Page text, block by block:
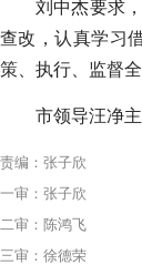
刘中杰要求
查改，认真学习
策、执行、监督
市领导汪净
责编：张子欣
一审：张子欣
二审：陈鸿飞
三审：徐德荣